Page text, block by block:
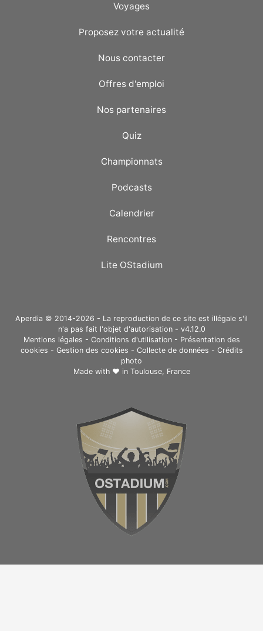
Voyages
Proposez votre actualité
Nous contacter
Offres d'emploi
Nos partenaires
Quiz
Championnats
Podcasts
Calendrier
Rencontres
Lite OStadium
Aperdia © 2014-2026 - La reproduction de ce site est illégale s'il
n'a pas fait l'objet d'autorisation - v4.12.0
Mentions légales - Conditions d'utilisation- Présentation des
cookies - Gestion des cookies - Collecte de données - Crédits
photo
Made with ❤ in Toulouse, France